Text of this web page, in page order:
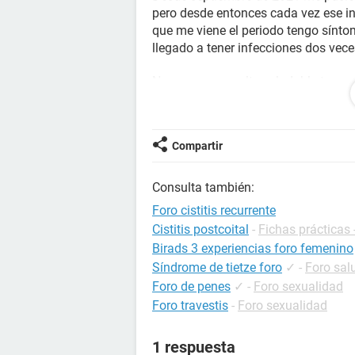
pero desde entonces cada vez ese
que me viene el periodo tengo
llegado a tener infecciones dos
No creo que resulte saludable
efecto, pero en cuanto pasaron los
bastante frustrante pagar tanto
Pero ya ni tomando los sobres soy
en vísperas de mi menstruación.
y son bastante dolorosos, muy
completamente normal.
Compartir
Consulta también:
Foro cistitis recurrente
Cistitis postcoital - Fichas prácticas
Birads 3 experiencias foro femenino
Síndrome de tietze foro ✓ - Foro
Foro de penes ✓ - Foro sexualidad
Foro travestis - Foro sexualidad
1 respuesta